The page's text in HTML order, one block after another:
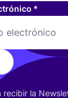
*
reci­bir la